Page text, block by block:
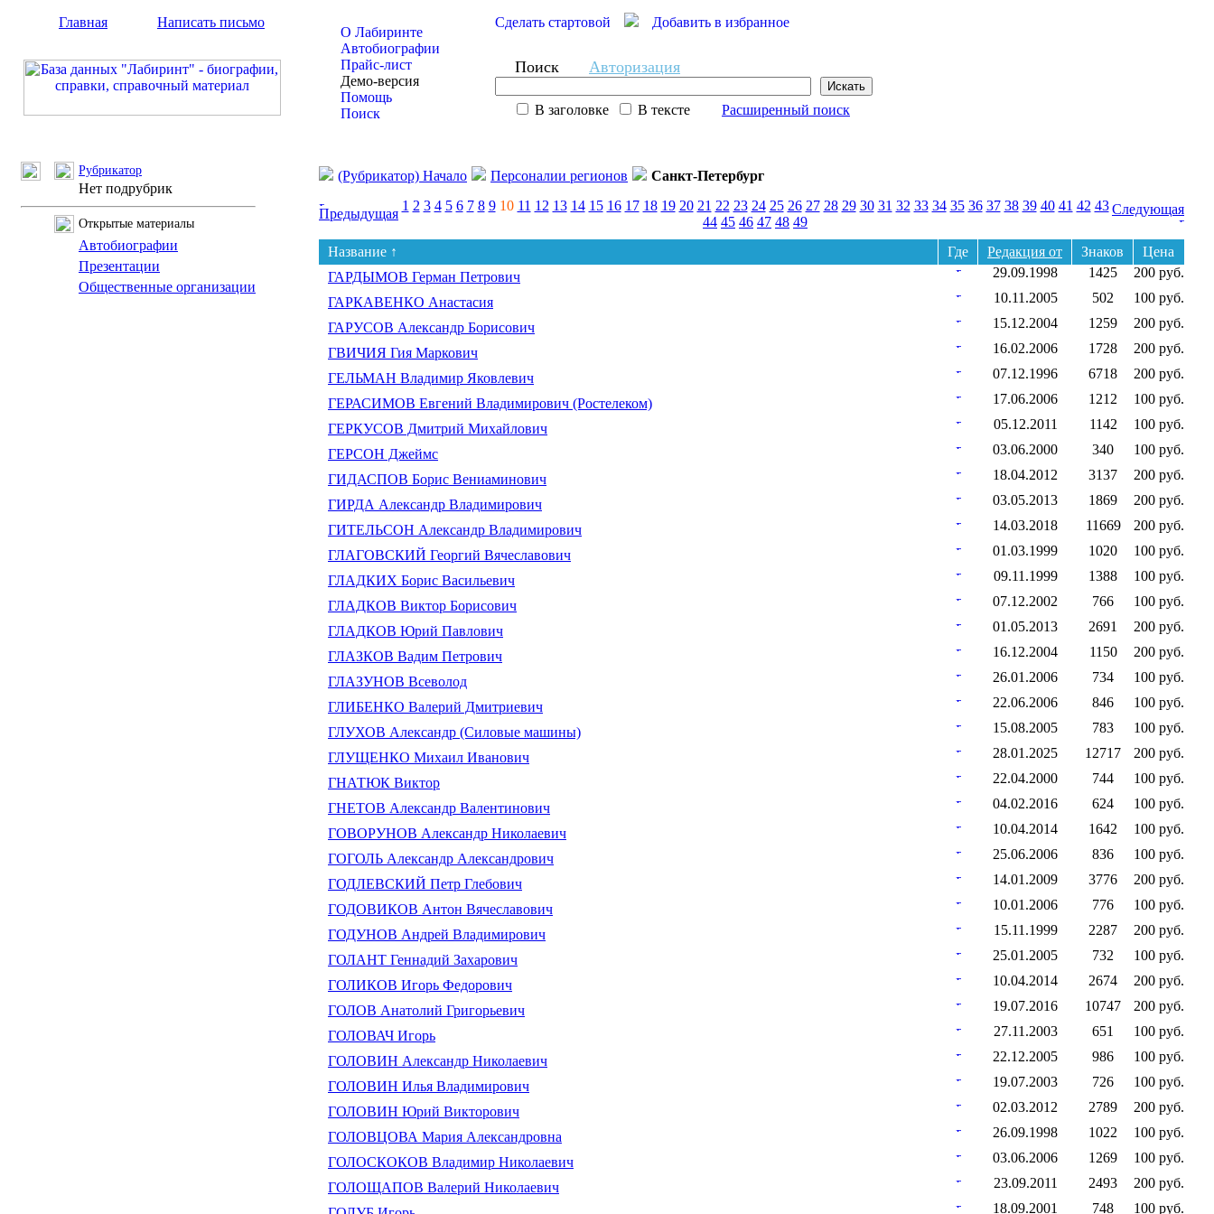
Главная Написать письмо
О Лабиринте
Автобиографии
Прайс-лист
Демо-версия
Помощь
Поиск
Сделать стартовой Добавить в избранное
Поиск Авторизация
В заголовке В тексте Расширенный поиск
Рубрикатор
Нет подрубрик
Открытые материалы
Автобиографии
Презентации
Общественные организации
(Рубрикатор) Начало Персоналии регионов Санкт-Петербург
Предыдущая
1 2 3 4 5 6 7 8 9 10 11 12 13 14 15 16 17 18 19 20 21 22 23 24 25 26 27 28 29 30 31 32 33 34 35 36 37 38 39 40 41 42 43
44 45 46 47 48 49
Следующая
Название ↑ Где Редакция от Знаков
Цена
ГАРДЫМОВ Герман Петрович
29.09.1998 1425
200 руб.
ГАРКАВЕНКО Анастасия
10.11.2005 502
100 руб.
ГАРУСОВ Александр Борисович
15.12.2004 1259
200 руб.
ГВИЧИЯ Гия Маркович
16.02.2006 1728
200 руб.
ГЕЛЬМАН Владимир Яковлевич
07.12.1996 6718
200 руб.
ГЕРАСИМОВ Евгений Владимирович (Ростелеком)
17.06.2006 1212
100 руб.
ГЕРКУСОВ Дмитрий Михайлович
05.12.2011 1142
100 руб.
ГЕРСОН Джеймс
03.06.2000 340
100 руб.
ГИДАСПОВ Борис Вениаминович
18.04.2012 3137
200 руб.
ГИРДА Александр Владимирович
03.05.2013 1869
200 руб.
ГИТЕЛЬСОН Александр Владимирович
14.03.2018 11669
200 руб.
ГЛАГОВСКИЙ Георгий Вячеславович
01.03.1999 1020
100 руб.
ГЛАДКИХ Борис Васильевич
09.11.1999 1388
100 руб.
ГЛАДКОВ Виктор Борисович
07.12.2002 766
100 руб.
ГЛАДКОВ Юрий Павлович
01.05.2013 2691
200 руб.
ГЛАЗКОВ Вадим Петрович
16.12.2004 1150
200 руб.
ГЛАЗУНОВ Всеволод
26.01.2006 734
100 руб.
ГЛИБЕНКО Валерий Дмитриевич
22.06.2006 846
100 руб.
ГЛУХОВ Александр (Силовые машины)
15.08.2005 783
100 руб.
ГЛУЩЕНКО Михаил Иванович
28.01.2025 12717
200 руб.
ГНАТЮК Виктор
22.04.2000 744
100 руб.
ГНЕТОВ Александр Валентинович
04.02.2016 624
100 руб.
ГОВОРУНОВ Александр Николаевич
10.04.2014 1642
100 руб.
ГОГОЛЬ Александр Александрович
25.06.2006 836
100 руб.
ГОДЛЕВСКИЙ Петр Глебович
14.01.2009 3776
200 руб.
ГОДОВИКОВ Антон Вячеславович
10.01.2006 776
100 руб.
ГОДУНОВ Андрей Владимирович
15.11.1999 2287
200 руб.
ГОЛАНТ Геннадий Захарович
25.01.2005 732
100 руб.
ГОЛИКОВ Игорь Федорович
10.04.2014 2674
200 руб.
ГОЛОВ Анатолий Григорьевич
19.07.2016 10747
200 руб.
ГОЛОВАЧ Игорь
27.11.2003 651
100 руб.
ГОЛОВИН Александр Николаевич
22.12.2005 986
100 руб.
ГОЛОВИН Илья Владимирович
19.07.2003 726
100 руб.
ГОЛОВИН Юрий Викторович
02.03.2012 2789
200 руб.
ГОЛОВЦОВА Мария Александровна
26.09.1998 1022
100 руб.
ГОЛОСКОКОВ Владимир Николаевич
03.06.2006 1269
100 руб.
ГОЛОЩАПОВ Валерий Николаевич
23.09.2011 2493
200 руб.
18.09.2001 748 100 руб.